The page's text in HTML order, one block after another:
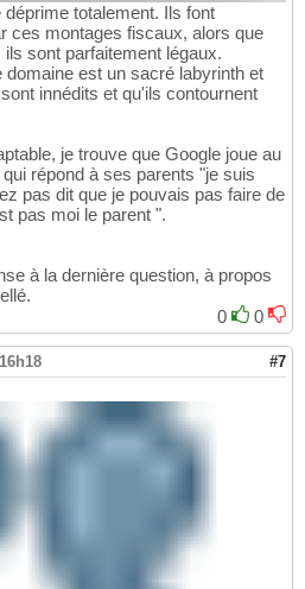
totalement. Ils font
ces montages fiscaux, alors que
sont parfaitement légaux.
domaine est un sacré labyrinth et
innédits et qu'ils contournent
je trouve que Google joue au
répond à ses parents "je suis
pas dit que je pouvais pas faire de
pas moi le parent ".
à la dernière question, à propos
0
0
#7